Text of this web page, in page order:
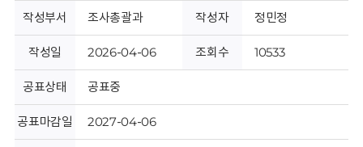
위
원
회
작성부서 조사총괄과 작성자 정민정
작성일 2026-04-06 조회수 10533
공표상태 공표중
공표마감일 2027-04-06